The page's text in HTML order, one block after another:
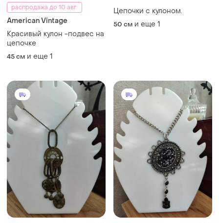
распродажа до 10 авг.
American Vintage
Красивый кулон -подвес на
цепочке
45 см и еще 1
Цепочки с кулоном.
50 см и еще 1